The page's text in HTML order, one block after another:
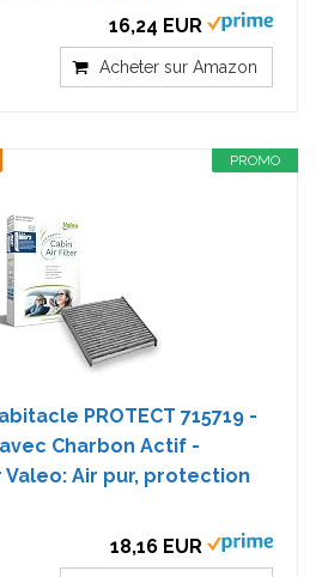
16,24 EUR
Acheter sur Amazon
PROMO
PROTECT 715719 -
Charbon Actif -
Air pur, protection
18,16 EUR